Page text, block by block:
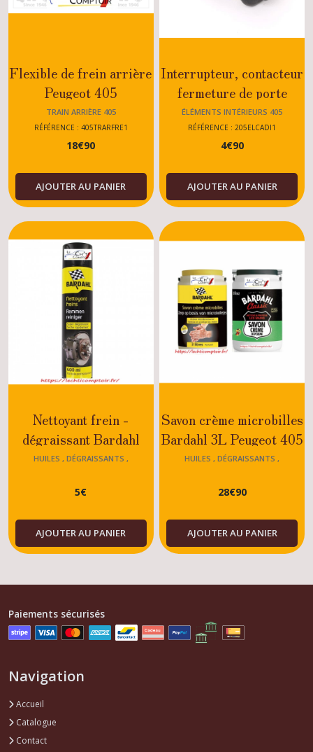
Flexible de frein arrière
Peugeot 405
SRI/T16/SRDT/DIESEL/ESSENCE
TRAIN ARRIÈRE 405
RÉFÉRENCE : 405TRARFRE1
18€90
AJOUTER AU PANIER
Interrupteur, contacteur
fermeture de porte
Peugeot 405
MI16/SRI/TRUBO
DIESEL/TOUS
MODELES
ÉLÉMENTS INTÉRIEURS 405
RÉFÉRENCE : 205ELCADI1
4€90
AJOUTER AU PANIER
Nettoyant frein -
dégraissant Bardahl
600ml Peugeot 405
HUILES , DÉGRAISSANTS ,
5€
AJOUTER AU PANIER
Savon crème microbilles
Bardahl 3L Peugeot 405
HUILES , DÉGRAISSANTS ,
28€90
AJOUTER AU PANIER
Paiements sécurisés
Navigation
Accueil
Catalogue
Contact